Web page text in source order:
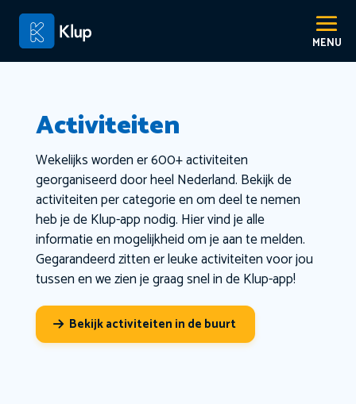
Activiteiten
Wekelijks worden er 600+ activiteiten
georganiseerd door heel Nederland. Bekijk de
activiteiten per categorie en om deel te nemen
heb je de Klup-app nodig. Hier vind je alle
informatie en mogelijkheid om je aan te melden.
Gegarandeerd zitten er leuke activiteiten voor jou
tussen en we zien je graag snel in de Klup-app!
Bekijk activiteiten in de buurt